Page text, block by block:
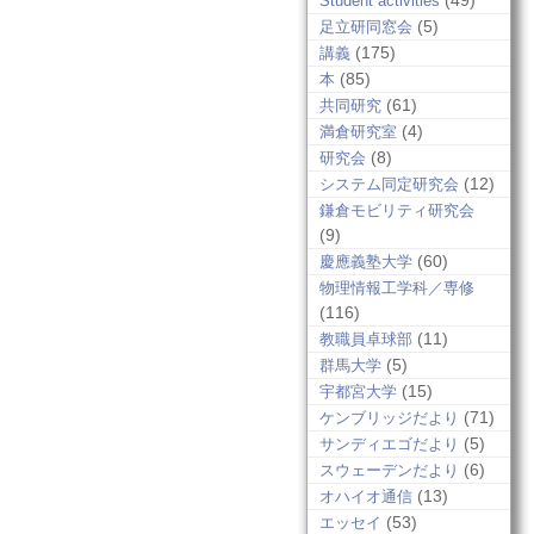
足立研同窓会 (5)
講義 (175)
本 (85)
共同研究 (61)
満倉研究室 (4)
研究会 (8)
システム同定研究会 (12)
鎌倉モビリティ研究会
(9)
慶應義塾大学 (60)
物理情報工学科／専修
(116)
教職員卓球部 (11)
群馬大学 (5)
宇都宮大学 (15)
ケンブリッジだより (71)
サンディエゴだより (5)
スウェーデンだより (6)
オハイオ通信 (13)
エッセイ (53)